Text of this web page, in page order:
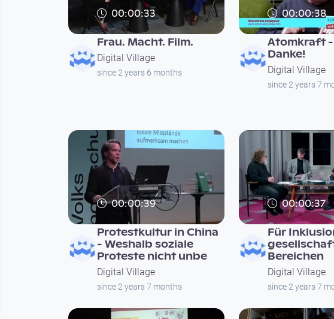
00:00:33
Frau. Macht. Film.
Digital Village
since 2 years 6 months
00:00:38
Atomkraft -
Danke!
Digital Village
since 2 years 7
00:00:39
Protestkultur in China
- Weshalb soziale
Proteste nicht unbe
Digital Village
since 2 years 7 months
00:00:37
Für
Bereichen
Digital Village
since 2 years 7